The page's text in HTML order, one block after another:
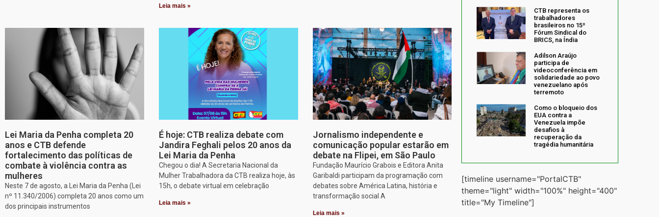
Leia mais »
Lei Maria da Penha completa 20
anos e CTB defende
fortalecimento das políticas de
combate à violência contra as
mulheres
Neste 7 de agosto, a Lei Maria da Penha (Lei
nº 11.340/2006) completa 20 anos como um
dos principais instrumentos
É hoje: CTB realiza debate com
Jandira Feghali pelos 20 anos da
Lei Maria da Penha
Chegou o dia! A Secretaria Nacional da
Mulher Trabalhadora da CTB realiza hoje, às
15h, o debate virtual em celebração
Leia mais »
Jornalismo independente e
comunicação popular estarão em
debate na Flipei, em São Paulo
Fundação Maurício Grabois e Editora Anita
Garibaldi participam da programação com
debates sobre América Latina, história e
transformação social A
Leia mais »
CTB representa os
trabalhadores
brasileiros no 15º
Fórum Sindical do
BRICS, na Índia
Adilson Araújo
participa de
videoconferência em
solidariedade ao povo
venezuelano após
terremoto
Como o bloqueio dos
EUA contra a
Venezuela impõe
desafios à
recuperação da
tragédia humanitária
[timeline username="PortalCTB"
theme="light" width="100%" height="400"
title="My Timeline"]